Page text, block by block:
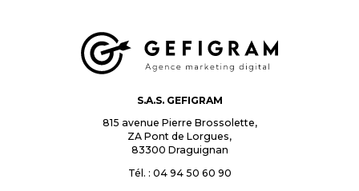
S.A.S. GEFIGRAM
815 avenue Pierre Brossolette,
ZA Pont de Lorgues,
83300 Draguignan
Tél. : 04 94 50 60 90